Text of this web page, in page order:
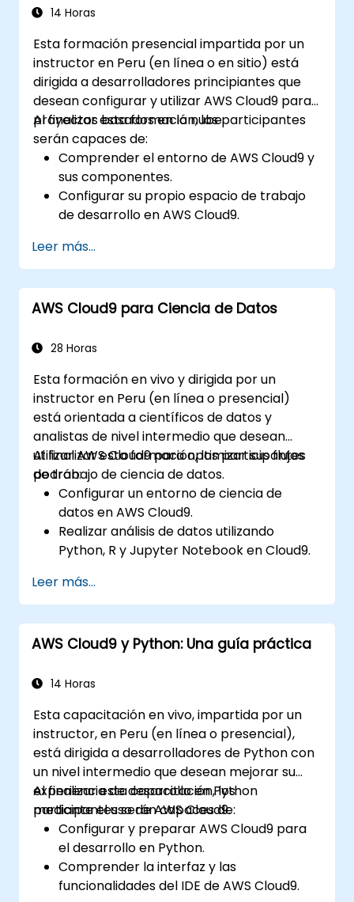
14 Horas
Esta formación presencial impartida por un
instructor en Peru (en línea o en sitio) está
dirigida a desarrolladores principiantes que
desean configurar y utilizar AWS Cloud9 para
proyectos basados en la nube.
Al finalizar esta formación, los participantes
serán capaces de:
Comprender el entorno de AWS Cloud9 y
sus componentes.
Configurar su propio espacio de trabajo
de desarrollo en AWS Cloud9.
simples dentro de AWS Cloud9.
Familiarizarse con las características de
colaboración de AWS Cloud9.
Leer más...
AWS Cloud9 para Ciencia de Datos
28 Horas
Esta formación en vivo y dirigida por un
instructor en Peru (en línea o presencial)
está orientada a científicos de datos y
analistas de nivel intermedio que desean
utilizar AWS Cloud9 para optimizar sus flujos
de trabajo de ciencia de datos.
Al finalizar esta formación, los participantes
podrán:
Configurar un entorno de ciencia de
datos en AWS Cloud9.
Realizar análisis de datos utilizando
Python, R y Jupyter Notebook en Cloud9.
datos de AWS como S3, RDS y Redshift.
Utilizar AWS Cloud9 para el desarrollo y
despliegue de modelos de aprendizaje
automático.
para el análisis y procesamiento de datos.
Leer más...
AWS Cloud9 y Python: Una guía práctica
14 Horas
Esta capacitación en vivo, impartida por un
instructor, en Peru (en línea o presencial),
está dirigida a desarrolladores de Python con
un nivel intermedio que desean mejorar su
experiencia de desarrollo en Python
mediante el uso de AWS Cloud9.
Al finalizar esta capacitación, los
participantes serán capaces de:
Configurar y preparar AWS Cloud9 para
el desarrollo en Python.
Comprender la interfaz y las
funcionalidades del IDE de AWS Cloud9.